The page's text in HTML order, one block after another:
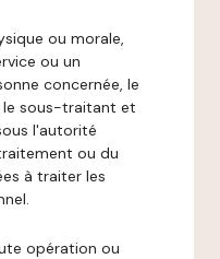
ou morale,
ou un
concernée, le
sous-traitant et
l'autorité
ou du
à traiter les
opération ou